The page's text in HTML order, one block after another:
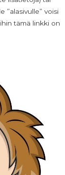
”alasivulle” voisi
tämä linkki on